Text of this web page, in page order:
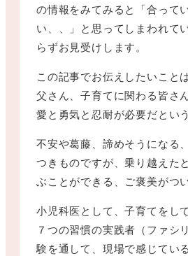
の情報をみてみると「合って
い、、」と思ってしまわれて
らずお見受けします。
この記事でお伝えしたいこと
父さん、子育てに関わる皆さ
愛と勇気と忍耐が必要だとい
不安や葛藤、諦めそうになる
つきものですが、乗り越えた
ぶことができる、ご褒美がつ
小児科医として、子育てをし
７つの習慣の実践者（ファシ
験を通して、現場で感じてい